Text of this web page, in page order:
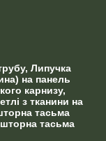
Липучка
на панель
карнизу,
з тканини на
тасьма
шторна тасьма